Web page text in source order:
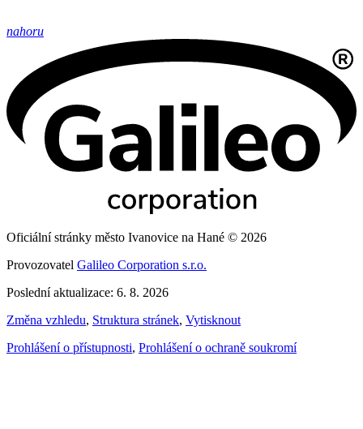
nahoru
Oficiální stránky město Ivanovice na Hané © 2026
Provozovatel Galileo Corporation s.r.o.
Poslední aktualizace: 6. 8. 2026
Změna vzhledu, Struktura stránek, Vytisknout
Prohlášení o přístupnosti, Prohlášení o ochraně soukromí